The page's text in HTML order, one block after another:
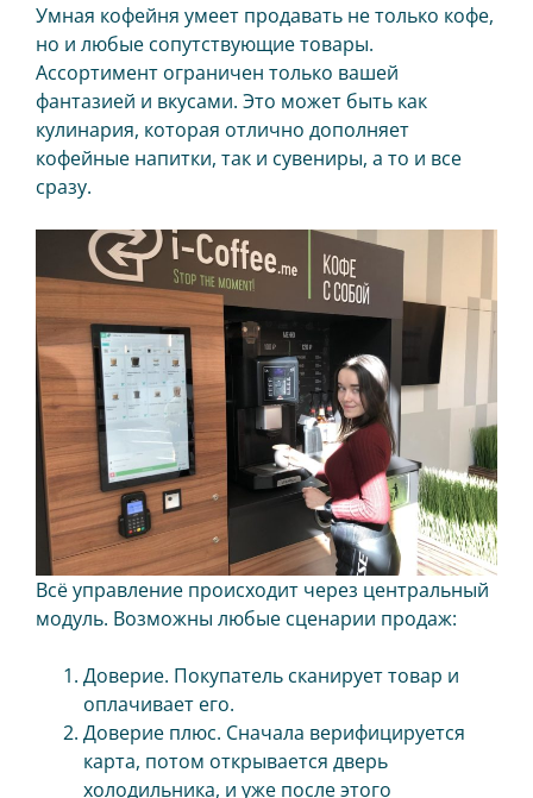
Умная кофейня умеет продавать не только кофе,
но и любые сопутствующие товары.
Ассортимент ограничен только вашей
фантазией и вкусами. Это может быть как
кулинария, которая отлично дополняет
кофейные напитки, так и сувениры, а то и все
сразу.
Всё управление происходит через центральный
модуль. Возможны любые сценарии продаж:
Доверие. Покупатель сканирует товар и
оплачивает его.
Доверие плюс. Сначала верифицируется
карта, потом открывается дверь
холодильника, и уже после этого